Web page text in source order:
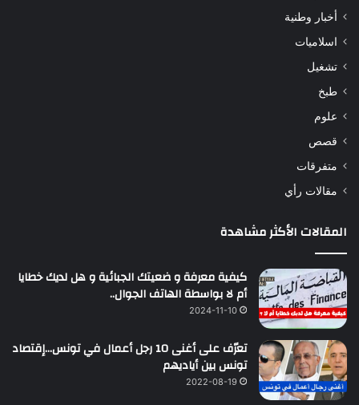
أخبار وطنية
اسلاميات
تشغيل
طبخ
علوم
قصص
متفرقات
مقالات رأي
المقالات الأكثر مشاهدة
كيفية معرفة و ضعيتك الجبائية و هل لديك خطايا
أم لا بواسطة الهاتف الجوال..
2024-11-10
تعرّف على أغنى 10 رجل أعمال في تونس…إقتصاد
تونس بين أياديهم
2022-08-19